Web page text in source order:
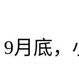
9月底，